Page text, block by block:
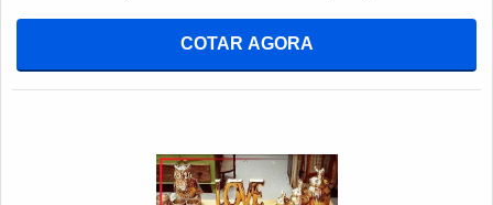
alcançará excelente custo-benefício com qualidade e
sofisticação. DIFERENCIAIS IMPORTANTES DE RACK
RUSTICO Há muitas maneiras eficientes de demonstrar
para os parceiros uma estrutura com: Tecnologia de ponta;
Escritório de alta qualidade onde são realizadas as
COTAR AGORA